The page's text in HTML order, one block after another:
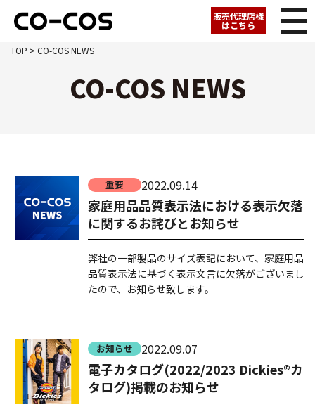
販売代理店様
はこちら
TOP > CO-COS NEWS
CO-COS NEWS
重要 2022.09.14
家庭用品品質表示法における表示欠落
に関するお詫びとお知らせ
弊社の一部製品のサイズ表記において、家庭用品
品質表示法に基づく表示文言に欠落がございまし
たので、お知らせ致します。
お知らせ 2022.09.07
電子カタログ(2022/2023 Dickies®カ
タログ)掲載のお知らせ